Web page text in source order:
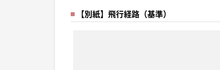
【別紙】飛行経路（基準）